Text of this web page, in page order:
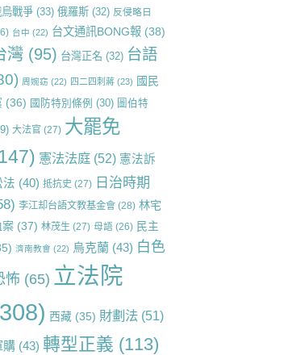
戰爭(33) 俄羅斯(32) 反侵略日
台中 (22) 台文通訊BONG報(38)
灣(95) 台灣正名 (32) 台語
周婉窈 (22) 四二四刺蔣(23) 國民
(36) 國防特別條例 (30) 圖伯特
大法官(27) 大罷免
憲法法庭(52) 憲法訴
法 (40) 抵抗史 (27) 日治時期
李江却台語文教基金會(28) 林宅
案(37) 林茂生 (27) 母語(26) 民主
濟南教會 (22) 烏克蘭(43) 白色
怖 (65) 立法院
西藏(35) 財劃法(51)
購(43) 轉型正義 (113)